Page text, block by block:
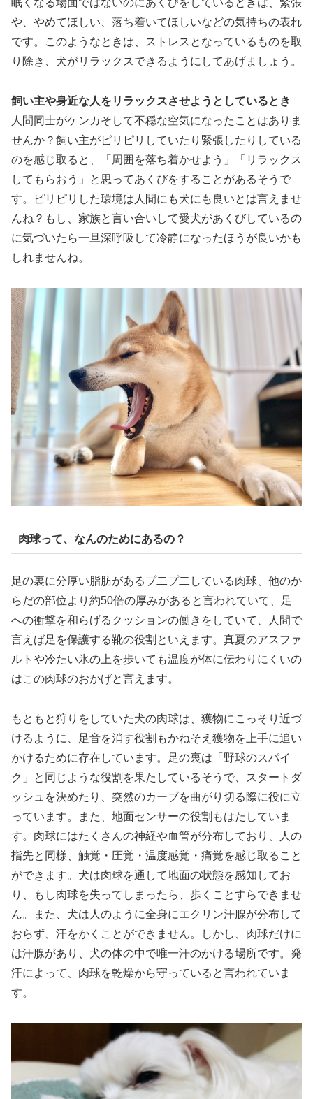
眠くなる場面ではないのにあくびをしているときは、緊張
や、やめてほしい、落ち着いてほしいなどの気持ちの表れ
です。このようなときは、ストレスとなっているものを取
り除き、犬がリラックスできるようにしてあげましょう。
飼い主や身近な人をリラックスさせようとしているとき
人間同士がケンカそして不穏な空気になったことはありま
せんか？飼い主がピリピリしていたり緊張したりしている
のを感じ取ると、「周囲を落ち着かせよう」「リラックス
してもらおう」と思ってあくびをすることがあるそうで
す。ピリピリした環境は人間にも犬にも良いとは言えませ
んね？もし、家族と言い合いして愛犬があくびしているの
に気づいたら一旦深呼吸して冷静になったほうが良いかも
しれませんね。
肉球って、なんのためにあるの？
足の裏に分厚い脂肪があるプ二プ二している肉球、他のか
らだの部位より約50倍の厚みがあると言われていて、足
への衝撃を和らげるクッションの働きをしていて、人間で
言えば足を保護する靴の役割といえます。真夏のアスファ
ルトや冷たい氷の上を歩いても温度が体に伝わりにくいの
はこの肉球のおかげと言えます。
もともと狩りをしていた犬の肉球は、獲物にこっそり近づ
けるように、足音を消す役割もかねそえ獲物を上手に追い
かけるために存在しています。足の裏は「野球のスパイ
ク」と同じような役割を果たしているそうで、スタートダ
ッシュを決めたり、突然のカーブを曲がり切る際に役に立
っています。また、地面センサーの役割もはたしていま
す。肉球にはたくさんの神経や血管が分布しており、人の
指先と同様、触覚・圧覚・温度感覚・痛覚を感じ取ること
ができます。犬は肉球を通して地面の状態を感知してお
り、もし肉球を失ってしまったら、歩くことすらできませ
ん。また、犬は人のように全身にエクリン汗腺が分布して
おらず、汗をかくことができません。しかし、肉球だけに
は汗腺があり、犬の体の中で唯一汗のかける場所です。発
汗によって、肉球を乾燥から守っていると言われていま
す。